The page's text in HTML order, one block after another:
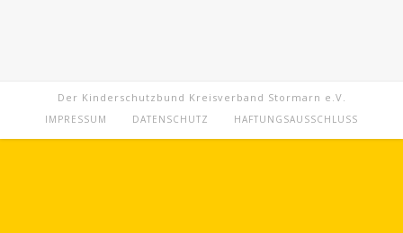
Der Kinderschutzbund Kreisverband Stormarn e.V.
IMPRESSUM DATENSCHUTZ HAFTUNGSAUSSCHLUSS